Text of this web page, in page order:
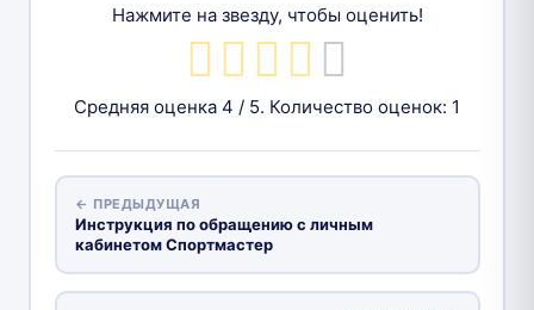
Нажмите на звезду, чтобы оценить!
Средняя оценка 4 / 5. Количество оценок: 1
← ПРЕДЫДУЩАЯ
Инструкция по обращению с личным
кабинетом Спортмастер